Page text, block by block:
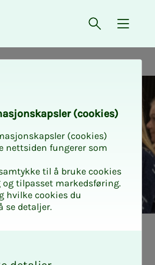
Åpne søk
{
(cookies)
(cookies)
nettsiden fungerer som
til å bruke cookies
tilpasset markedsføring.
hvilke cookies du
se detaljer.